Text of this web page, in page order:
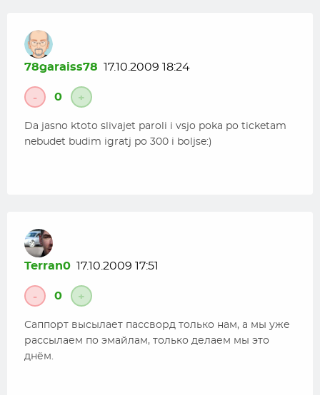
78garaiss78 17.10.2009 18:24
- 0 +
Da jasno ktoto slivajet paroli i vsjo poka po ticketam
nebudet budim igratj po 300 i boljse:)
Terran0 17.10.2009 17:51
- 0 +
Саппорт высылает пассворд только нам, а мы уже
рассылаем по эмайлам, только делаем мы это
днём.